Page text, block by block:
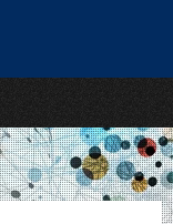
English